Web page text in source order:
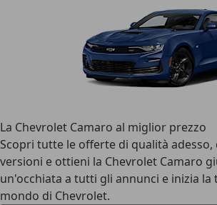
La Chevrolet Camaro al miglior prezzo
Scopri tutte le offerte di qualità
versioni e ottieni la Chevrolet Camaro
un'occhiata a tutti gli annunci e inizia la
mondo di Chevrolet.